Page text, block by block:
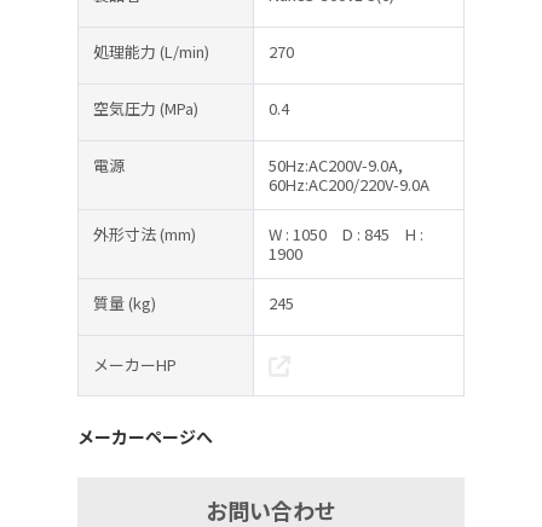
処理能力 (L/min) 270
空気圧力 (MPa) 0.4
電源
50Hz:AC200V-9.0A,
60Hz:AC200/220V-9.0A
外形寸法(mm) W : 1050 D : 845
H :
1900
質量(kg) 245
メーカーHP
メーカーページへ
お問い合わせ